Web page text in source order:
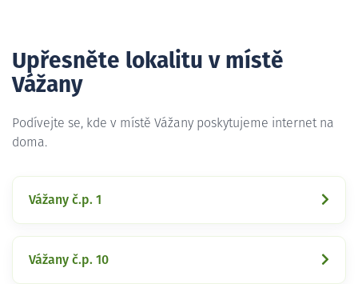
Upřesněte lokalitu v místě
Vážany
Podívejte se, kde v místě Vážany poskytujeme internet na
doma.
Vážany č.p. 1
Vážany č.p. 10